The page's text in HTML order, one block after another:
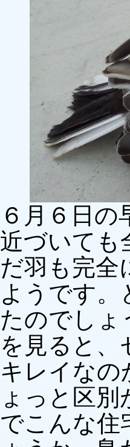
６月６日
近づいても
だ羽も完全
ようです
たのでしょ
を見ると、
キレイなの
ょっと区
でこんな住